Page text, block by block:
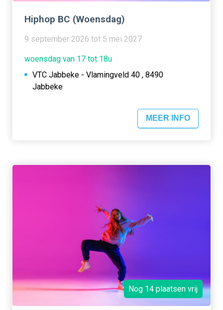
Hiphop BC (Woensdag)
9 september 2026 tot 5 mei 2027
woensdag van 17 tot 18u
VTC Jabbeke - Vlamingveld 40 , 8490
Jabbeke
MEER INFO
Nog 14 plaatsen vrij